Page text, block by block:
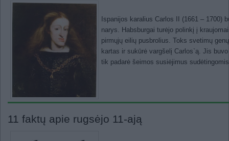
Ispanijos karalius Carlos II (1661 – 1700)
narys. Habsburgai turėjo polinkį į
pirmųjų eilių pusbrolius. Toks svetimų
kartas ir sukūrė vargšelį Carlos`ą. Jis
tik padarė šeimos susiėjimus
11 faktų apie rugsėjo 11-ają